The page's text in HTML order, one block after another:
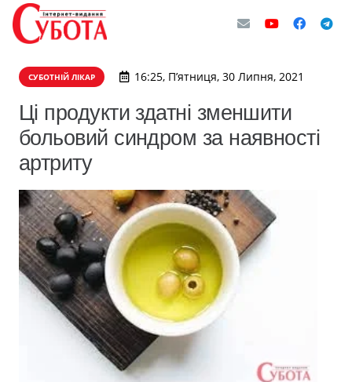
СУБОТНІЙ ЛІКАР 16:25, П’ятниця, 30 Липня, 2021
Ці продукти здатні зменшити
больовий синдром за наявності
артриту